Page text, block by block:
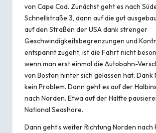
von Cape Cod. Zunächst geht es nach
Schnellstraße 3, dann auf die gut
auf den Straßen der USA dank strenger
Geschwindigkeitsbegrenzungen und
entspannt zugeht, ist die Fahrt nicht
wenn man erst einmal die Autobahn-
von Boston hinter sich gelassen hat. Dank
kein Problem. Dann geht es auf der
nach Norden. Etwa auf der Hälfte
National Seashore.
Dann geht’s weiter Richtung Norden nach